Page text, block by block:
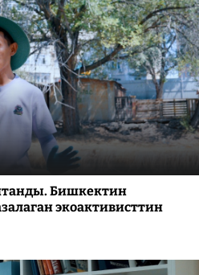
Бишкектин
экоактивисттин